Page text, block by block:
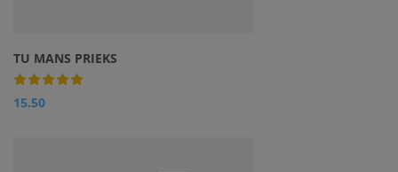
TU MANS PRIEKS
15.50